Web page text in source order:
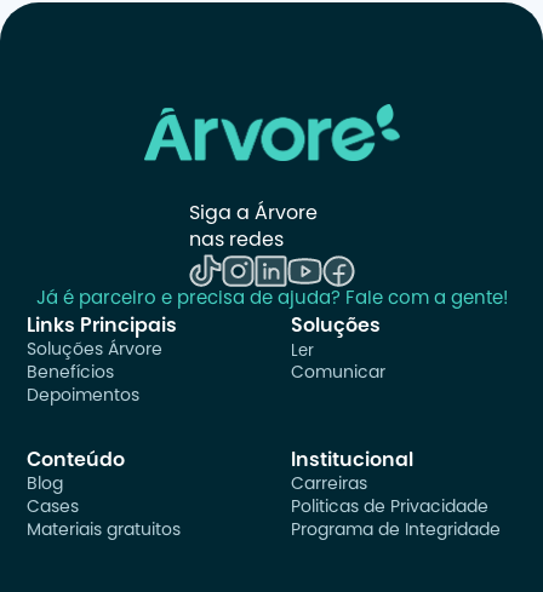
Siga a Árvore
nas redes
Já é parceiro e precisa de ajuda? Fale com a gente!
Links Principais
Soluções Árvore
Benefícios
Depoimentos
Soluções
Ler
Comunicar
Conteúdo
Blog
Cases
Materiais gratuitos
Institucional
Carreiras
Politicas de Privacidade
Programa de Integridade